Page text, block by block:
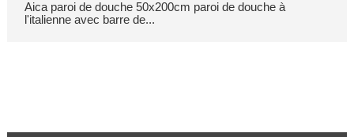
Aica paroi de douche 50x200cm paroi de douche à
l'italienne avec barre de...